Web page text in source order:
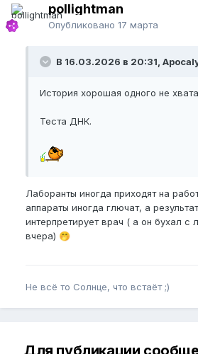
pollightman
Опубликовано 17 марта
В 16.03.2026 в 20:31,
История хорошая одного не
Теста ДНК.
Лаборанты иногда приходят на
аппараты иногда глючат, а
интерпретирует врач ( а он бухал с
вчера) 🤭
Не всё то Солнце, что встаёт ;)
Для публикации